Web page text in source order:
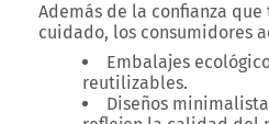
Además de la confianza
cuidado, los consumidores
Embalajes
reutilizables.
Diseños